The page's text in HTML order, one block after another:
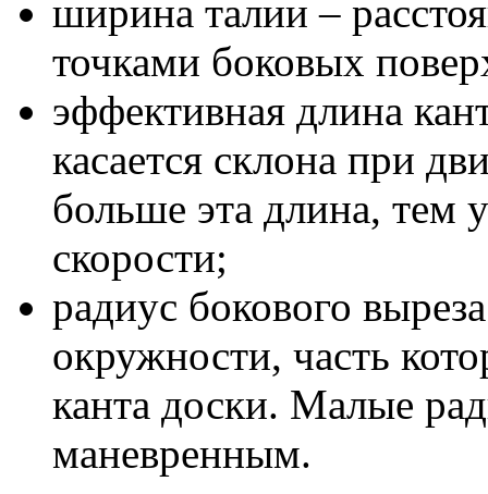
ширина талии –
точками боковых
эффективная длина
касается склона при
больше эта длина, тем
скорости;
радиус бокового
окружности, часть
канта доски. Малые
маневренным.